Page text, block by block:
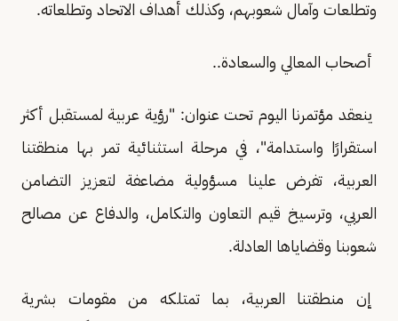
وتطلعات وآمال شعوبهم، وكذلك أهداف الاتحاد وتطلعاته.
أصحاب المعالي والسعادة..
ينعقد مؤتمرنا اليوم تحت عنوان: "رؤية عربية لمستقبل أكثر
استقرارًا واستدامة"، في مرحلة استثنائية تمر بها منطقتنا
العربية، تفرض علينا مسؤولية مضاعفة لتعزيز التضامن
العربي، وترسيخ قيم التعاون والتكامل، والدفاع عن مصالح
شعوبنا وقضاياها العادلة.
إن منطقتنا العربية، بما تمتلكه من مقومات بشرية